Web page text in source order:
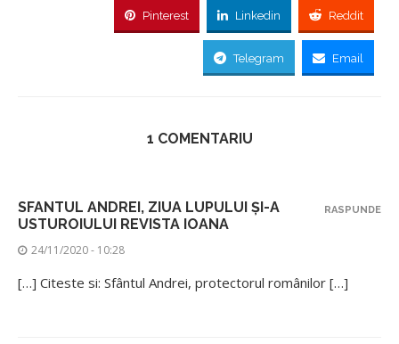
Pinterest Linkedin Reddit
Telegram Email
1 COMENTARIU
SFANTUL ANDREI, ZIUA LUPULUI ȘI-A
USTUROIULUI REVISTA IOANA
24/11/2020 - 10:28
[…] Citeste si: Sfântul Andrei, protectorul românilor […]
RASPUNDE